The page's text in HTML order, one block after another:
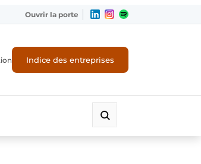
Ouvrir la porte
Indice des entreprises